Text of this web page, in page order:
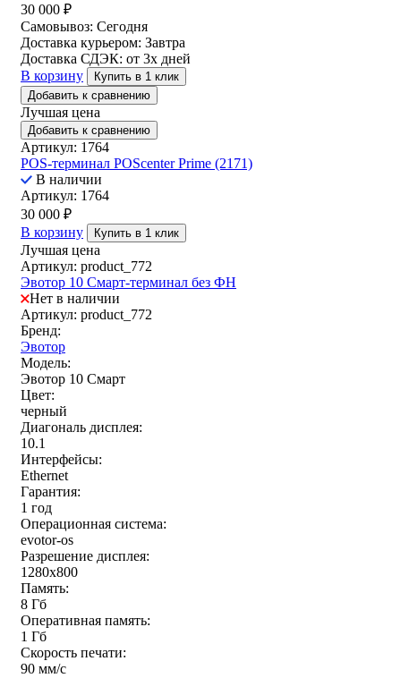
30 000 ₽
Самовывоз: Сегодня
Доставка курьером: Завтра
Доставка СДЭК: от 3х дней
В корзину
Купить в 1 клик
Добавить к сравнению
Лучшая цена
Добавить к сравнению
Артикул: 1764
POS-терминал POScenter Prime (2171)
В наличии
Артикул: 1764
30 000 ₽
В корзину
Купить в 1 клик
Лучшая цена
Артикул: product_772
Эвотор 10 Смарт-терминал без ФН
Нет в наличии
Артикул: product_772
Бренд:
Эвотор
Модель:
Эвотор 10 Смарт
Цвет:
черный
Диагональ дисплея:
10.1
Интерфейсы:
Ethernet
Гарантия:
1 год
Операционная система:
evotor-os
Разрешение дисплея:
1280x800
Память:
8 Гб
Оперативная память:
1 Гб
Скорость печати:
90 мм/с